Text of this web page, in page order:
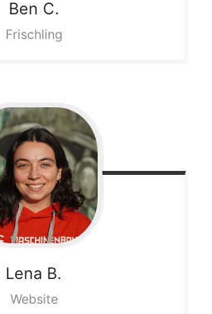
Ben C.
Frischling
Lena B.
Website